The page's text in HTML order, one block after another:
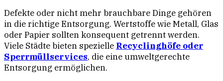
Defekte oder nicht mehr brauchbare Dinge gehören
in die richtige Entsorgung. Wertstoffe wie Metall, Glas
oder Papier sollten konsequent getrennt werden.
Viele Städte bieten spezielle Recyclinghöfe oder
Sperrmüllservices, die eine umweltgerechte
Entsorgung ermöglichen.